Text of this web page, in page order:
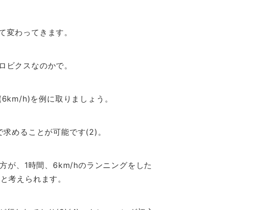
わってきます。
クスなのかで。
h)を例に取りましょう。
めることが可能です(2)。
が、1時間、6km/hのランニングをした
考えられます。